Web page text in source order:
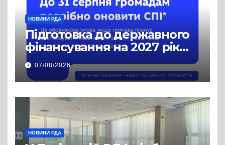
НОВИНИ РДА
Підготовка до державного
фінансування на 2027 рік
уже триває
07/08/2026
НОВИНИ РДА